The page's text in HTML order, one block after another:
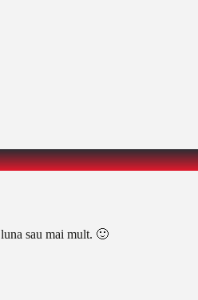
sau mai mult. 🙂